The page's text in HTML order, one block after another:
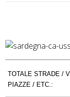
TOTALE STRADE /
PIAZZE / ETC.: